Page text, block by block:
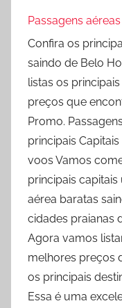
Passagens
Confira os
saindo de Belo
listas os
preços que
Promo.
principais
voos Vamos
principais capitais
aérea baratas
cidades praianas
Agora vamos
melhores preços
os principais
Essa é uma